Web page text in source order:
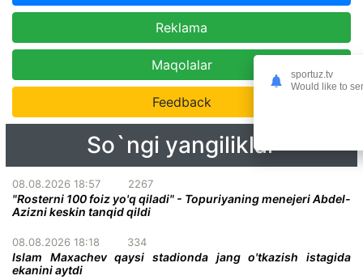
Reklama
Maqolalar
Feedback
So`ngi yangiliklar
08.08.2026 18:57 2267
"Rosterni 100 foiz yo'q qiladi" - Topuriyaning menejeri Abdel-
Azizni keskin tanqid qildi
08.08.2026 18:18 334
Islam Maxachev qaysi stadionda jang o'tkazish istagida
ekanini aytdi
sportuz.tv
Would like to